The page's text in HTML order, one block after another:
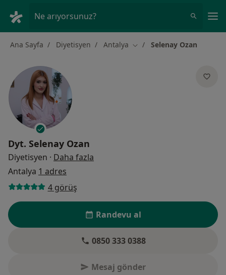
Ne arıyorsunuz?
Ana Sayfa Diyetisyen Antalya Şehir değiştir
Selenay Ozan
Dyt. Selenay Ozan
Diyetisyen · Daha fazla
Antalya 1 adres
4 görüş
Randevu al
0850 333 0388
Mesaj gönder